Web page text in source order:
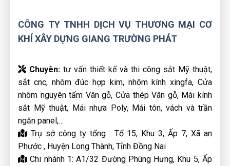
CÔNG TY TNHH DỊCH VỤ THƯƠNG MẠI CƠ
KHÍ XÂY DỰNG GIANG TRƯỜNG PHÁT
Chuyên: tư vấn thiết kế và thi công sắt Mỹ thuật,
sắt cnc, nhôm đúc hợp kim, nhôm kính xingfa, Cửa
nhôm nguyên tấm Vân gỗ, Cửa thép Vân gỗ, Mái kính
sắt Mỹ thuật, Mái nhựa Poly, Mái tôn, vách và trần
ngăn panel,…
Trụ sở công ty tổng : Tổ 15, Khu 3, Ấp 7, Xã an
Phước , Huyện Long Thành, Tỉnh Đồng Nai
Chi nhánh 1: A1/32 Đường Phùng Hưng, Khu 5, Ấp